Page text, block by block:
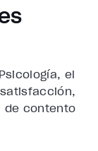
el
de contento